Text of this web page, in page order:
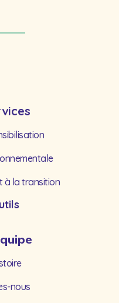
à la transition
nous